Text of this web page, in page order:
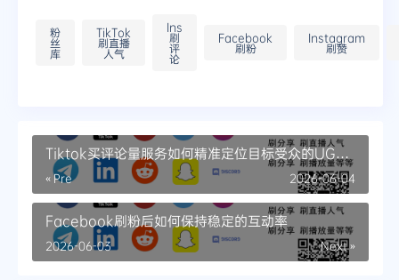
粉
丝
库
TikTok
刷直播
人气
Ins
刷
评
论
Facebook
刷粉
Instagram
刷赞
Tiktok买评论量服务如何精准定位目标受众的UGC
内容激励
« Pre 2026-06-04
Facebook刷粉后如何保持稳定的互动率
Next »
2026-06-03